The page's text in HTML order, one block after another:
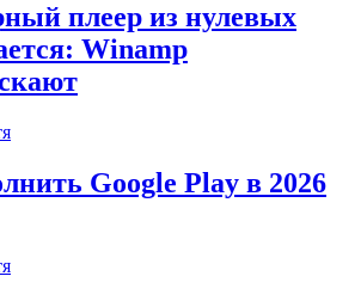
плеер из нулевых
Winamp
Google Play в 2026